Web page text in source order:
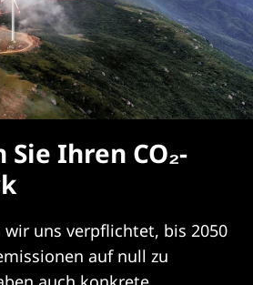
Ihren CO₂-
wir uns verpflichtet, bis 2050
auf null zu